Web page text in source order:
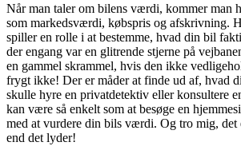
Når man taler om bilens værdi, kommer man
som markedsværdi, købspris og afskrivning.
spiller en rolle i at bestemme, hvad din bil
der engang var en glitrende stjerne på
en gammel skrammel, hvis den ikke
frygt ikke! Der er måder at finde ud af, hvad
skulle hyre en privatdetektiv eller konsultere
kan være så enkelt som at besøge en
med at vurdere din bils værdi. Og tro mig, det
end det lyder!